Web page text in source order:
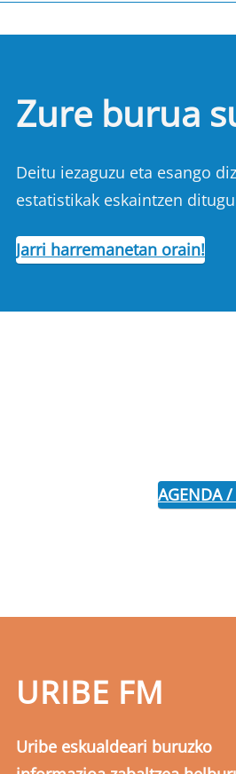
Zure burua
Deitu iezaguzu eta esango
estatistikak eskaintzen
Jarri harremanetan orain!
AGENDA /
URIBE FM
Uribe eskualdeari buruzko